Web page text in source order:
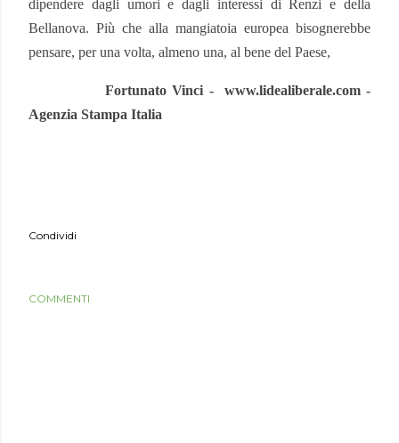
dipendere dagli umori e dagli interessi di Renzi e della
Bellanova. Più che alla mangiatoia europea bisognerebbe
pensare, per una volta, almeno una, al bene del Paese,
Fortunato Vinci -
www.lidealiberale.com -
Agenzia Stampa Italia
Condividi
COMMENTI